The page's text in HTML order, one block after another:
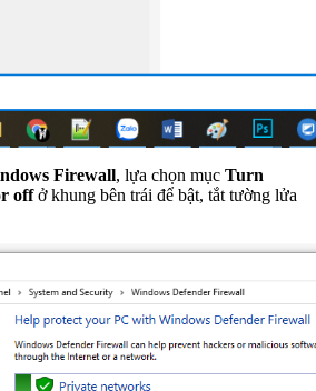
Firewall, lựa chọn mục Turn
offở khung bên trái để bật, tắt tường lửa